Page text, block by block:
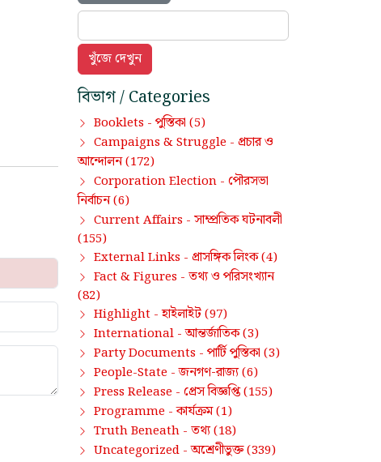
বিভাগ / Categories
Booklets - পুস্তিকা (5)
Campaigns & Struggle - প্রচার ও
আন্দোলন(172)
Corporation Election - পৌরসভা
নির্বাচন(6)
Current Affairs - সাম্প্রতিক ঘটনাবলী
(155)
External Links - প্রাসঙ্গিক লিংক(4)
Fact & Figures - তথ্য ও পরিসংখ্যান
(82)
Highlight -হাইলাইট(97)
International -আন্তর্জাতিক(3)
Party Documents - পার্টি পুস্তিকা (3)
People-State -জনগণ-রাজ্য(6)
Press Release - প্রেস বিজ্ঞপ্তি(155)
Programme -কার্যক্রম(1)
Truth Beneath - তথ্য(18)
Uncategorized -অশ্রেণীভুক্ত(339)